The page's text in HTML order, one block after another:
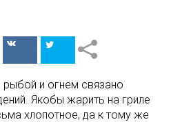
Поделиться
и огнем связано
Якобы жарить на гриле
хлопотное, да к тому же